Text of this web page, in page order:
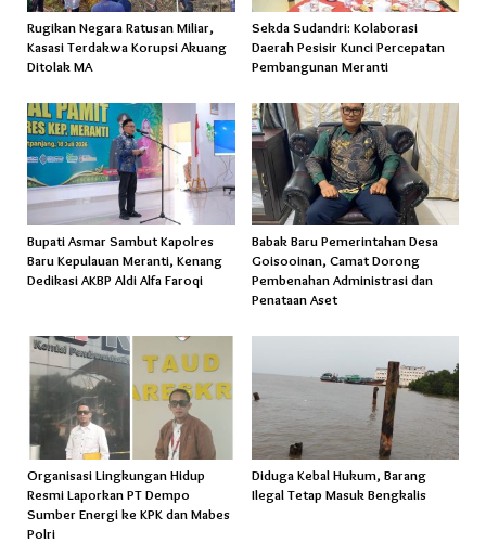
Rugikan Negara Ratusan Miliar,
Kasasi Terdakwa Korupsi Akuang
Ditolak MA
Sekda Sudandri: Kolaborasi
Daerah Pesisir Kunci Percepatan
Pembangunan Meranti
Bupati Asmar Sambut Kapolres
Baru Kepulauan Meranti, Kenang
Dedikasi AKBP Aldi Alfa Faroqi
Babak Baru Pemerintahan Desa
Goisooinan, Camat Dorong
Pembenahan Administrasi dan
Penataan Aset
Organisasi Lingkungan Hidup
Resmi Laporkan PT Dempo
Sumber Energi ke KPK dan Mabes
Polri
Diduga Kebal Hukum, Barang
Ilegal Tetap Masuk Bengkalis